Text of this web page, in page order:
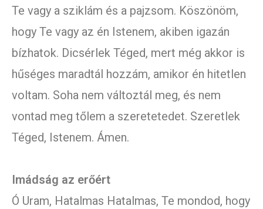
Te vagy a sziklám és a pajzsom. Köszönöm,
hogy Te vagy az én Istenem, akiben igazán
bízhatok. Dicsérlek Téged, mert még akkor is
hűséges maradtál hozzám, amikor én hitetlen
voltam. Soha nem változtál meg, és nem
vontad meg tőlem a szeretetedet. Szeretlek
Téged, Istenem. Ámen.
Imádság az erőért
Ó Uram, Hatalmas Hatalmas, Te mondod, hogy